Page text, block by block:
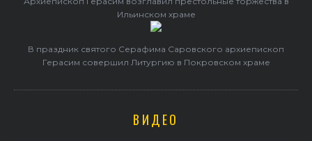
Ильинском храме
В праздник святого Серафима Саровского архиепископ
Герасим совершил Литургию в Покровском храме
ВИДЕО